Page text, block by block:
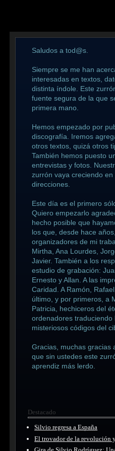
Saludos a tod@s.
Siempre se me han
interesadas en textos,
distinta índole. Este
fuente segura de la que
primera mano.
Hemos empezado por
discografía. Iremos
otros textos, quizá otros
También hemos puesto
entrevistas y fotos.
zurrón vaya creciendo
direcciones.
Este día es el primero
Quiero empezarlo
hecho posible que
los que, desde hace
organizadores de mi
Mirtha, Ana Lourdes,
Javier. También a los
estudio de grabación:
Ernesto y Allan. A las
Caridad. A Ramón,
último, y por primeros, a
Patricia, hechiceros del
ordenadores traduciendo
misteriosos códigos del
Gracias, muchas gracias
que sin ustedes este
aprendiz más lerdo.
Destacado
Silvio regresa a España
El trovador de la revolución